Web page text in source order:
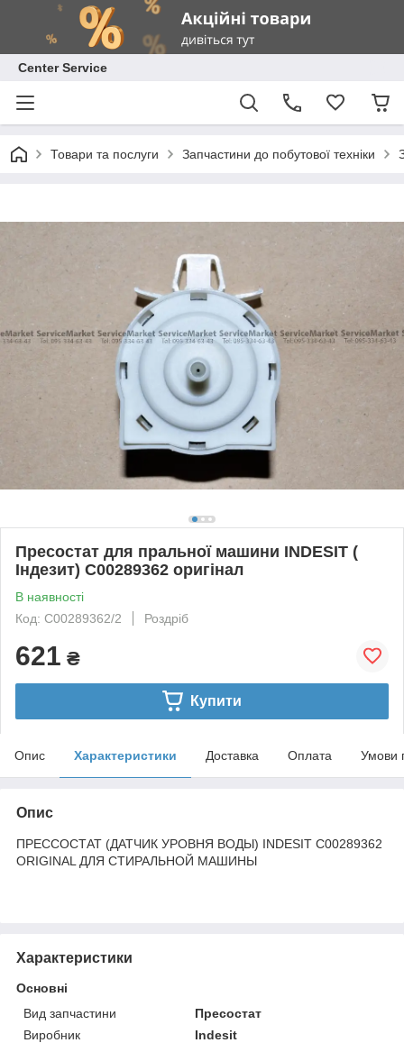
Center Service
Товари та послуги Запчастини до побутової техніки
Пресостат для пральної машини INDESIT (
Індезит) C00289362 оригінал
В наявності
Код: C00289362/2
Роздріб
621 ₴
Купити
Опис Характеристики Доставка Оплата Умови
Опис
ПРЕССОСТАТ (ДАТЧИК УРОВНЯ ВОДЫ) INDESIT C00289362
ORIGINAL ДЛЯ СТИРАЛЬНОЙ МАШИНЫ
Характеристики
Основні
Вид запчастини
Пресостат
Виробник
Indesit